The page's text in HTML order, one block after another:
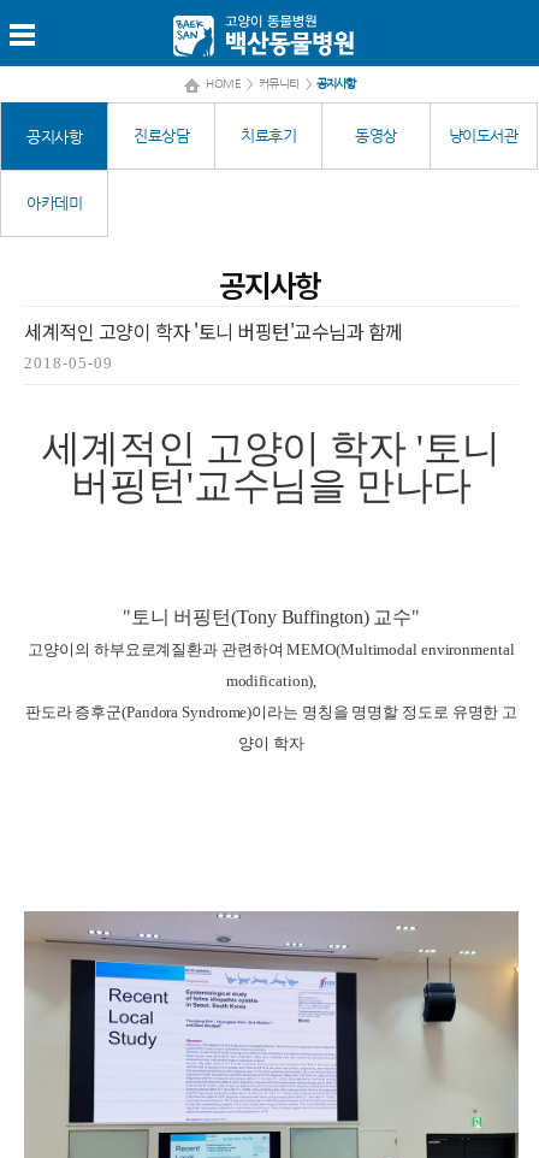
HOME > 커뮤니티 > 공지사항
공지사항 진료상담 치료후기 동영상 냥이도서관
아카데미
공지사항
세계적인 고양이 학자 '토니 버핑턴'교수님과 함께
2018-05-09
세계적인 고양이 학자 '토니
버핑턴'교수님을 만나다
"토니 버핑턴(Tony Buffington) 교수"
고양이의 하부요로계질환과 관련하여 MEMO(Multimodal environmental
modification),
판도라 증후군(Pandora Syndrome)이라는 명칭을 명명할 정도로 유명한 고
양이 학자